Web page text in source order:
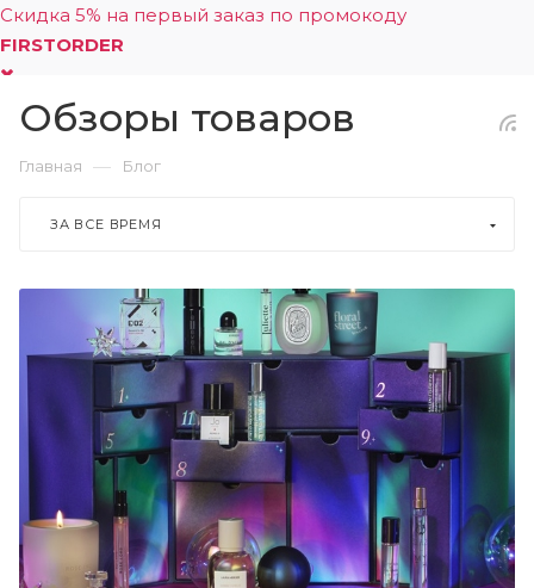
Скидка 5% на первый заказ по промокоду
FIRSTORDER
0
Обзоры товаров
Главная — Блог
ЗА ВСЕ ВРЕМЯ